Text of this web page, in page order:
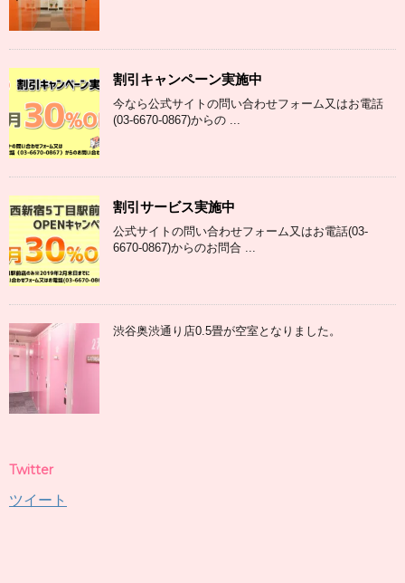
割引キャンペーン実施中
今なら公式サイトの問い合わせフォーム又はお電話
(03-6670-0867)からの ...
割引サービス実施中
公式サイトの問い合わせフォーム又はお電話(03-
6670-0867)からのお問合 ...
渋谷奥渋通り店0.5畳が空室となりました。
Twitter
ツイート